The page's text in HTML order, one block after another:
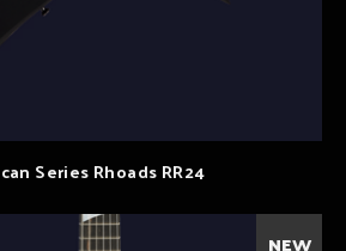
Series Rhoads RR24
NEW